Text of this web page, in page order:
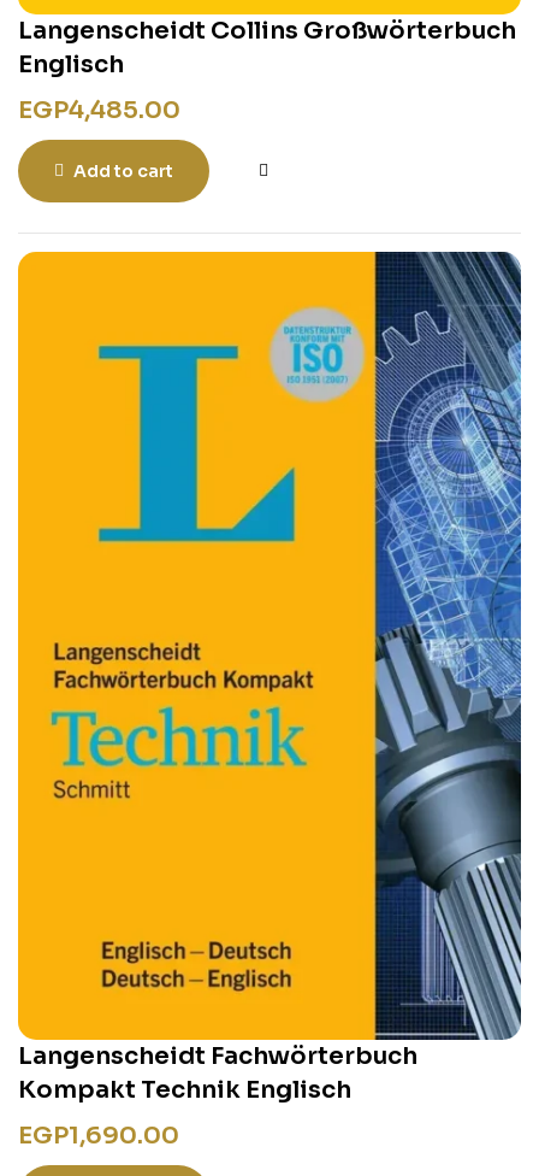
Langenscheidt Collins Großwörterbuch
Englisch
EGP4,485.00
Add to cart
Langenscheidt Fachwörterbuch
Kompakt Technik Englisch
EGP1,690.00